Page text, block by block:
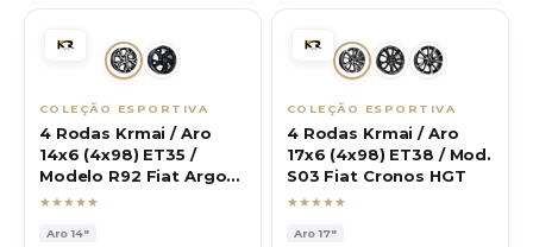
COLEÇÃO ESPORTIVA
4 Rodas Krmai / Aro
14x6 (4x98) ET35 /
Modelo R92 Fiat Argo
HGT
★★★★★
Aro14"
COLEÇÃO ESPORTIVA
4 Rodas Krmai / Aro
17x6 (4x98) ET38 / Mod.
S03 Fiat Cronos HGT
★★★★★
Aro17"